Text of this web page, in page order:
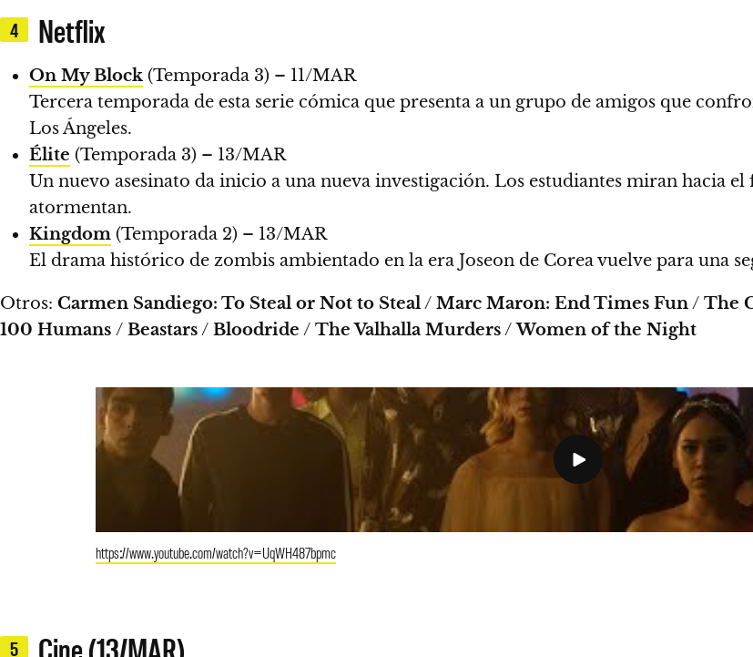
4 Netflix
On My Block (Temporada 3) – 11/MAR
Tercera temporada de esta serie cómica que presenta a un grupo de amigos que
Los Ángeles.
Élite (Temporada 3) – 13/MAR
Un nuevo asesinato da inicio a una nueva investigación. Los estudiantes miran hacia
atormentan.
Kingdom (Temporada 2) – 13/MAR
El drama histórico de zombis ambientado en la era Joseon de Corea vuelve para una
Otros: Carmen Sandiego: To Steal or Not to Steal/ Marc Maron: End Times Fun/ The
100 Humans / Beastars/ Bloodride / The Valhalla Murders/Women of the Night
https://www.youtube.com/watch?v=UqWH487bpmc
5 Cine (13/MAR)